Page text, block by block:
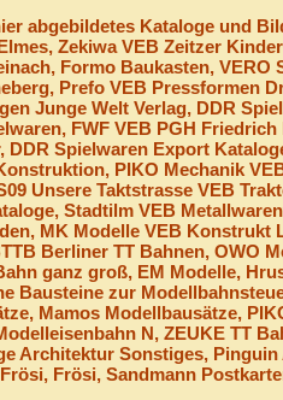
abgebildetes Kataloge und
Zekiwa VEB Zeitzer
Formo Baukasten,
Prefo VEB Pressformen
Junge Welt Verlag, DDR
FWF VEB PGH
DDR Spielwaren Export
PIKO Mechanik
Unsere Taktstrasse VEB
Stadtilm VEB
MK Modelle VEB Konstrukt
Berliner TT Bahnen, OWO
ganz groß, EM Modelle,
Bausteine zur
Mamos Modellbausätze,
N, ZEUKE TT
Architektur Sonstiges,
Frösi, Sandmann